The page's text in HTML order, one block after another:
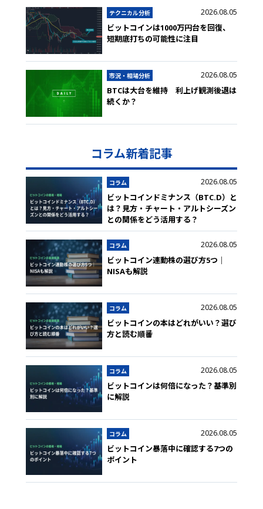
テクニカル分析 2026.08.05
ビットコインは1000万円台を回復、
短期底打ちの可能性に注目
市況・相場分析 2026.08.05
BTCは大台を維持 利上げ観測後退は
続くか？
コラム新着記事
コラム 2026.08.05
ビットコインドミナンス（BTC.D）と
は？見方・チャート・アルトシーズン
との関係をどう活用する？
コラム 2026.08.05
ビットコイン連動株の選び方5つ｜
NISAも解説
コラム 2026.08.05
ビットコインの本はどれがいい？選び
方と読む順番
コラム 2026.08.05
ビットコインは何倍になった？基準別
に解説
コラム 2026.08.05
ビットコイン暴落中に確認する7つの
ポイント